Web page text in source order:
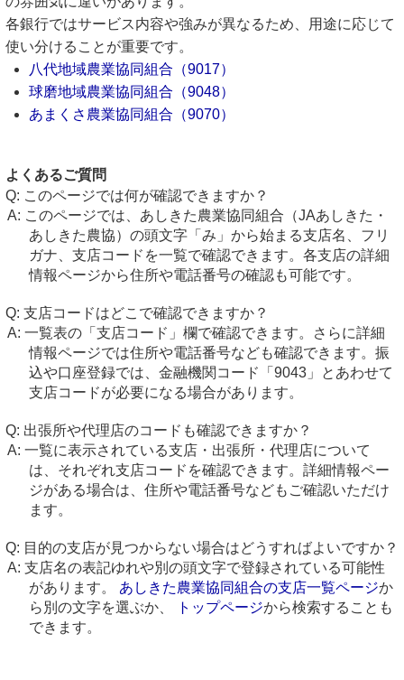
各銀行ではサービス内容や強みが異なるため、用途に応じて
使い分けることが重要です。
八代地域農業協同組合（9017）
球磨地域農業協同組合（9048）
あまくさ農業協同組合（9070）
よくあるご質問
このページでは何が確認できますか？
このページでは、あしきた農業協同組合（JAあしきた・
あしきた農協）の頭文字「み」から始まる支店名、フリ
ガナ、支店コードを一覧で確認できます。各支店の詳細
情報ページから住所や電話番号の確認も可能です。
支店コードはどこで確認できますか？
一覧表の「支店コード」欄で確認できます。さらに詳細
情報ページでは住所や電話番号なども確認できます。振
込や口座登録では、金融機関コード「9043」とあわせて
支店コードが必要になる場合があります。
出張所や代理店のコードも確認できますか？
一覧に表示されている支店・出張所・代理店について
は、それぞれ支店コードを確認できます。詳細情報ペー
ジがある場合は、住所や電話番号などもご確認いただけ
ます。
目的の支店が見つからない場合はどうすればよいですか？
支店名の表記ゆれや別の頭文字で登録されている可能性
があります。 あしきた農業協同組合の支店一覧ページか
ら別の文字を選ぶか、
トップページから検索することも
できます。